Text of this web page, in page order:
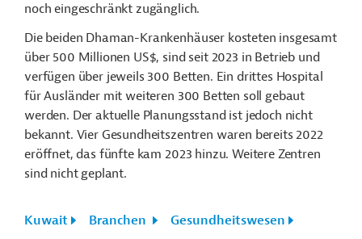
noch eingeschränkt zugänglich.
Die beiden Dhaman-Krankenhäuser kosteten insgesamt
über 500 Millionen US$, sind seit 2023 in Betrieb und
verfügen über jeweils 300 Betten. Ein drittes Hospital
für Ausländer mit weiteren 300 Betten soll gebaut
werden. Der aktuelle Planungsstand ist jedoch nicht
bekannt. Vier Gesundheitszentren waren bereits 2022
eröffnet, das fünfte kam 2023 hinzu. Weitere Zentren
sind nicht geplant.
Kuwait Branchen
Gesundheitswesen